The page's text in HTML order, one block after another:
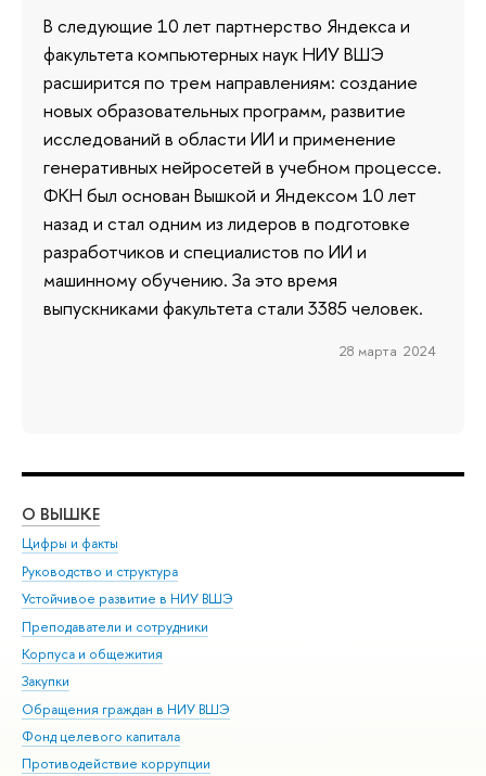
В следующие 10 лет партнерство Яндекса и
факультета компьютерных наук НИУ ВШЭ
расширится по трем направлениям: создание
новых образовательных программ, развитие
исследований в области ИИ и применение
генеративных нейросетей в учебном процессе.
ФКН был основан Вышкой и Яндексом 10 лет
назад и стал одним из лидеров в подготовке
разработчиков и специалистов по ИИ и
машинному обучению. За это время
выпускниками факультета стали 3385 человек.
28 марта 2024
О ВЫШКЕ
Цифры и факты
Руководство и структура
Устойчивое развитие в НИУ ВШЭ
Преподаватели и сотрудники
Корпуса и общежития
Закупки
Обращения граждан в НИУ ВШЭ
Фонд целевого капитала
Противодействие коррупции